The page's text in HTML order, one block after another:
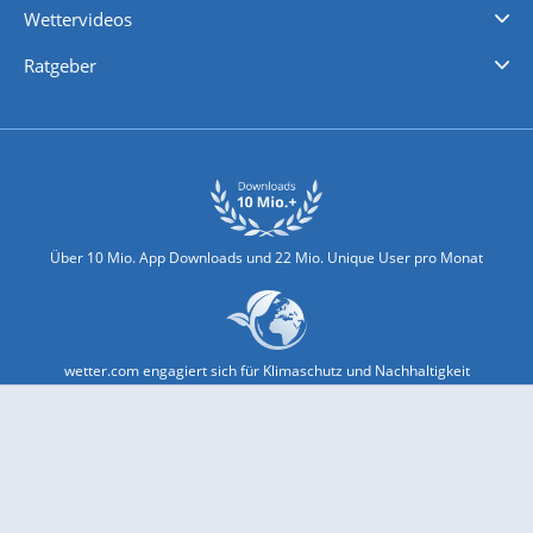
Wettervideos
Ratgeber
Über 10 Mio. App Downloads und 22 Mio. Unique User pro Monat
wetter.com engagiert sich für Klimaschutz und Nachhaltigkeit